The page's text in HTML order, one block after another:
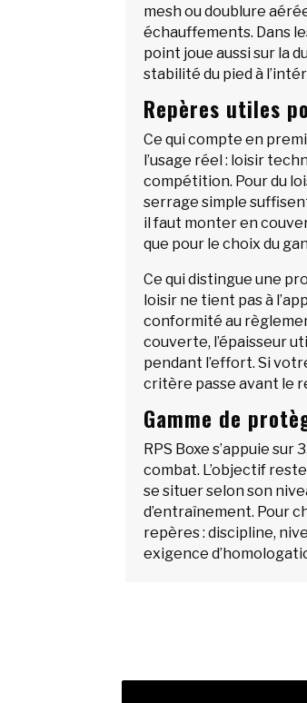
mesh ou doublure
échauffements. Dans
point joue aussi sur la
stabilité du pied à
Repères utiles
Ce qui compte en
l’usage réel : loisir
compétition. Pour du
serrage simple
il faut monter en
que pour le choix du
Ce qui distingue une
loisir ne tient pas à
conformité au
couverte, l’épaisseur
pendant l’effort. Si
critère passe avant le
Gamme de
RPS Boxe s’appuie
combat. L’objectif
se situer selon son
d’entraînement. Pour
repères : discipline,
exigence